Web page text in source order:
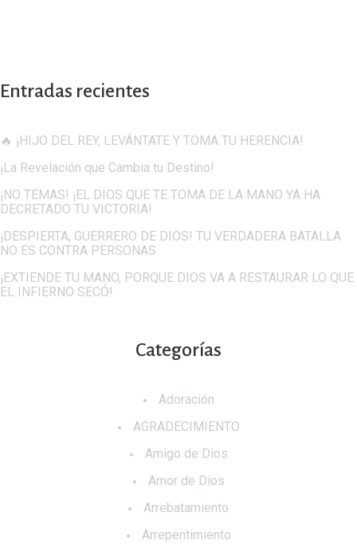
Entradas recientes
🔥 ¡HIJO DEL REY, LEVÁNTATE Y TOMA TU HERENCIA!
¡La Revelación que Cambia tu Destino!
¡NO TEMAS! ¡EL DIOS QUE TE TOMA DE LA MANO YA HA
DECRETADO TU VICTORIA!
¡DESPIERTA, GUERRERO DE DIOS! TU VERDADERA BATALLA
NO ES CONTRA PERSONAS
¡EXTIENDE TU MANO, PORQUE DIOS VA A RESTAURAR LO QUE
EL INFIERNO SECÓ!
Categorías
Adoración
AGRADECIMIENTO
Amigo de Dios
Amor de Dios
Arrebatamiento
Arrepentimiento